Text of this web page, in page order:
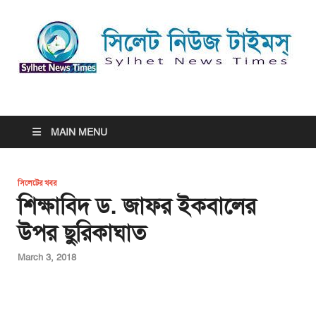
সিলেট নিউজ টাইমস্ | Sylhet
News Times
MAIN MENU
সিলেটের খবর
শিক্ষাবিদ ড. জাফর ইকবালের
উপর ছুরিকাঘাত
March 3, 2018